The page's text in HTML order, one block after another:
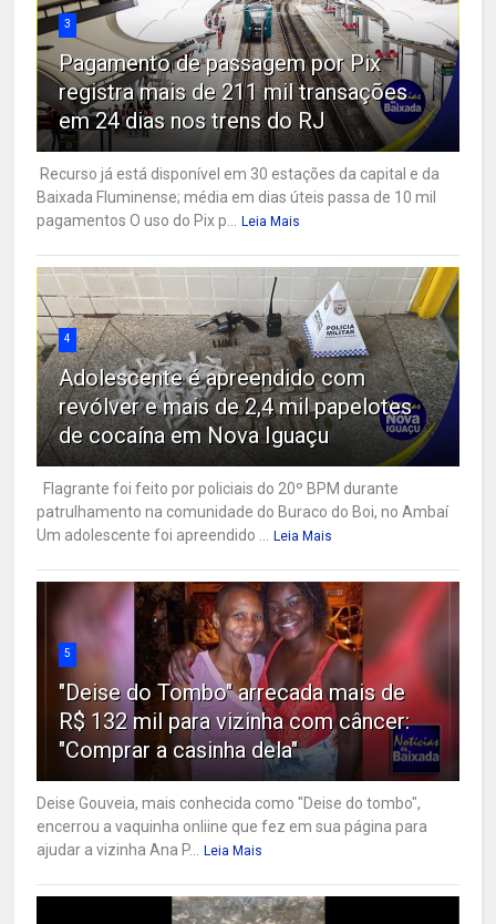
3
Pagamento de passagem por Pix
registra mais de 211 mil transações
em 24 dias nos trens do RJ
Recurso já está disponível em 30 estações da capital e da
Baixada Fluminense; média em dias úteis passa de 10 mil
pagamentos O uso do Pix p... Leia Mais
4
Adolescente é apreendido com
revólver e mais de 2,4 mil papelotes
de cocaína em Nova Iguaçu
Flagrante foi feito por policiais do 20º BPM durante
patrulhamento na comunidade do Buraco do Boi, no Ambaí
Um adolescente foi apreendido ... Leia Mais
5
"Deise do Tombo" arrecada mais de
R$ 132 mil para vizinha com câncer:
"Comprar a casinha dela"
Deise Gouveia, mais conhecida como "Deise do tombo",
encerrou a vaquinha onliine que fez em sua página para
ajudar a vizinha Ana P... Leia Mais